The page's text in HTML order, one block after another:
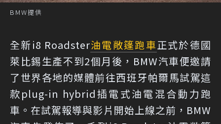
BMW提供
全新i8 Roadster油電敞篷跑車正式於德國
萊比錫生產不到2個月後，BMW汽車便邀請
了世界各地的媒體前往西班牙帕爾馬試駕這
款plug-in hybrid插電式油電混合動力跑
車。在試駕報導與影片開始上線之前，BMW